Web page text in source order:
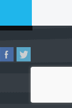
on LinkedIn
ACS on Facebook
ACS on Twitter